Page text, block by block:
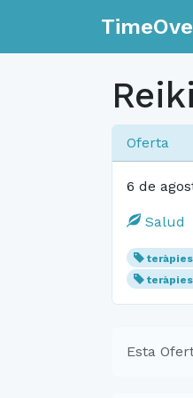
Reiki
Oferta
6 de
Salud
Esta